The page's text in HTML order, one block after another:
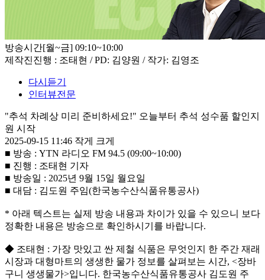
방송시간[월~금] 09:10~10:00
제작진진행 : 조태현 / PD: 김양원 / 작가: 김영조
다시듣기
인터뷰전문
"추석 차례상 미리 준비하세요!" 오늘부터 추석 성수품 할인지
원 시작
2025-09-15 11:46 작게
크게
■ 방송 : YTN 라디오 FM 94.5 (09:00~10:00)
■ 진행 : 조태현 기자
■ 방송일 : 2025년 9월 15일 월요일
■ 대담 : 김도원 주임(한국농수산식품유통공사)
* 아래 텍스트는 실제 방송 내용과 차이가 있을 수 있으니 보다
정확한 내용은 방송으로 확인하시기를 바랍니다.
◆ 조태현 : 가장 맛있고 싼 제철 식품은 무엇인지 한 주간 재래
시장과 대형마트의 생생한 물가 정보를 살펴보는 시간, <장바
구니 생생물가>입니다. 한국농수산식품유통공사 김도원 주